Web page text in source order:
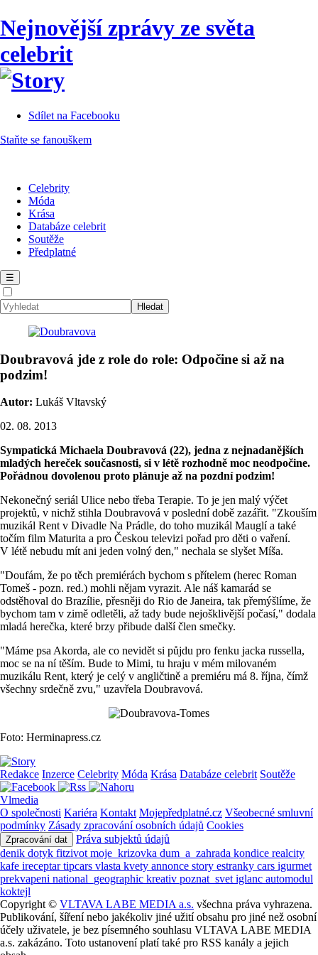
Nejnovější zprávy ze světa
celebrit
Sdílet na Facebooku
Staňte se fanouškem
Celebrity
Móda
Krása
Databáze celebrit
Soutěže
Předplatné
☰
Doubravová jde z role do role: Odpočine si až na
podzim!
Autor: Lukáš Vltavský
02. 08. 2013
Sympatická Michaela Doubravová (22), jedna z nejnadanějších
mladých hereček současnosti, si v létě rozhodně moc neodpočine.
Pořádnou dovolenou proto plánuje až na pozdní podzim!
Nekonečný seriál Ulice nebo třeba Terapie. To je jen malý výčet
projektů, v nichž stihla Doubravová v poslední době zazářit. "Zkouším
muzikál Rent v Divadle Na Prádle, do toho muzikál Mauglí a také
točím film Maturita a pro Českou televizi pořad pro děti o vaření.
V létě nebudu mít ani jeden volný den," nechala se slyšet Míša.
"Doufám, že po těch premiérách bychom s přítelem (herec Roman
Tomeš - pozn. red.) mohli nějam vyrazit. Ale náš kamarád se
odstěhoval do Brazílie, přesněji do Rio de Janeira, tak přemýšlíme, že
bychom tam v zimě odletěli, až tady bude nejošklivější počasí," dodala
mladá herečka, které brzy přibude další člen smečky.
"Máme psa Akorda, ale co nevidět si půjdu pro fenku jacka russella,
moc se na ní těším. Bude to Mimi, tu hraju v mém milovaném
muzikálu Rent, který je celý v angličtině a premiéru má 8. října, čímž
všechny srdečně zvu," uzavřela Doubravová.
Foto: Herminapress.cz
Redakce Inzerce Celebrity Móda Krása Databáze celebrit Soutěže
Vlmedia
O společnosti Kariéra Kontakt Mojepředplatné.cz Všeobecné smluvní
podmínky Zásady zpracování osobních údajů Cookies
Zpracování dat
Práva subjektů údajů
denik dotyk fitzivot moje_krizovka dum_a_zahrada kondice realcity
kafe ireceptartipcars vlasta kvety annonce story estranky cars igurmet
prekvapeni national_geographic kreativ poznat_svet iglanc automodul
koktejl
Copyright © VLTAVA LABE MEDIA a.s. všechna práva vyhrazena.
Publikování, šíření nebo jakékoliv jiné užití obsahu pro jiné než osobní
účely uživatele, je bez písemného souhlasu VLTAVA LABE MEDIA
a.s. zakázáno. Toto ustanovení platí také pro RSS kanály a jejich